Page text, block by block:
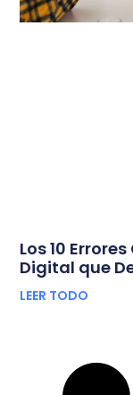
Los 10
Digital que
LEER TODO